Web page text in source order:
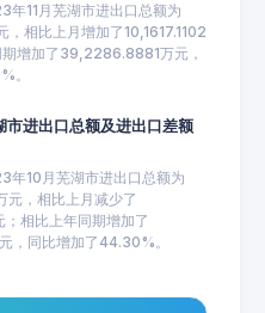
年11月芜湖市进出口总额为
，相比上月增加了10,1617.1102
增加了39,2286.8881万元，
。
进出口总额及进出口差额
年10月芜湖市进出口总额为
，相比上月减少了
相比上年同期增加了
，同比增加了44.30%。